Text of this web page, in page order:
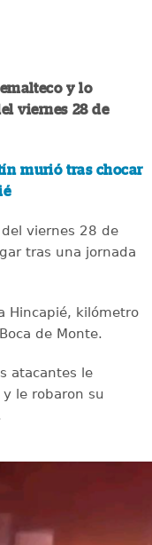
y lo
viernes 28 de
murió tras chocar
viernes 28 de
tras una jornada
Hincapié, kilómetro
de Monte.
atacantes le
le robaron su